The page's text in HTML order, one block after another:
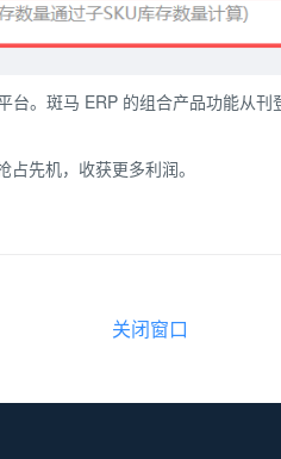
。斑马 ERP 的组合产品功能从
先机，收获更多利润。
关闭窗口